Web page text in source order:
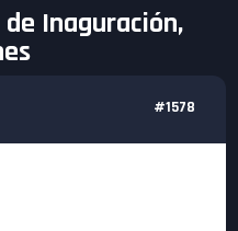
Inaguración,
#1578